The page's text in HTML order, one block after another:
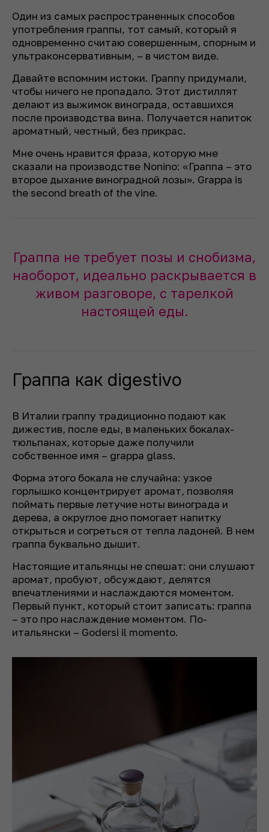
Один из самых распространенных способов
употребления граппы, тот самый, который я
одновременно считаю совершенным, спорным и
ультраконсервативным, – в чистом виде.
Давайте вспомним истоки. Граппу придумали,
чтобы ничего не пропадало. Этот дистиллят
делают из выжимок винограда, оставшихся
после производства вина. Получается напиток
ароматный, честный, без прикрас.
Мне очень нравится фраза, которую мне
сказали на производстве Nonino: «Граппа – это
второе дыхание виноградной лозы». Grappa is
the second breath of the vine.
Граппа не требует позы и снобизма,
наоборот, идеально раскрывается в
живом разговоре, с тарелкой
настоящей еды.
Граппа как digestivo
В Италии граппу традиционно подают как
дижестив, после еды, в маленьких бокалах-
тюльпанах, которые даже получили
собственное имя – grappa glass.
Форма этого бокала не случайна: узкое
горлышко концентрирует аромат, позволяя
поймать первые летучие ноты винограда и
дерева, а округлое дно помогает напитку
открыться и согреться от тепла ладоней. В нем
граппа буквально дышит.
Настоящие итальянцы не спешат: они слушают
аромат, пробуют, обсуждают, делятся
впечатлениями и наслаждаются моментом.
Первый пункт, который стоит записать: граппа
– это про наслаждение моментом. По-
итальянски – Godersi il momento.